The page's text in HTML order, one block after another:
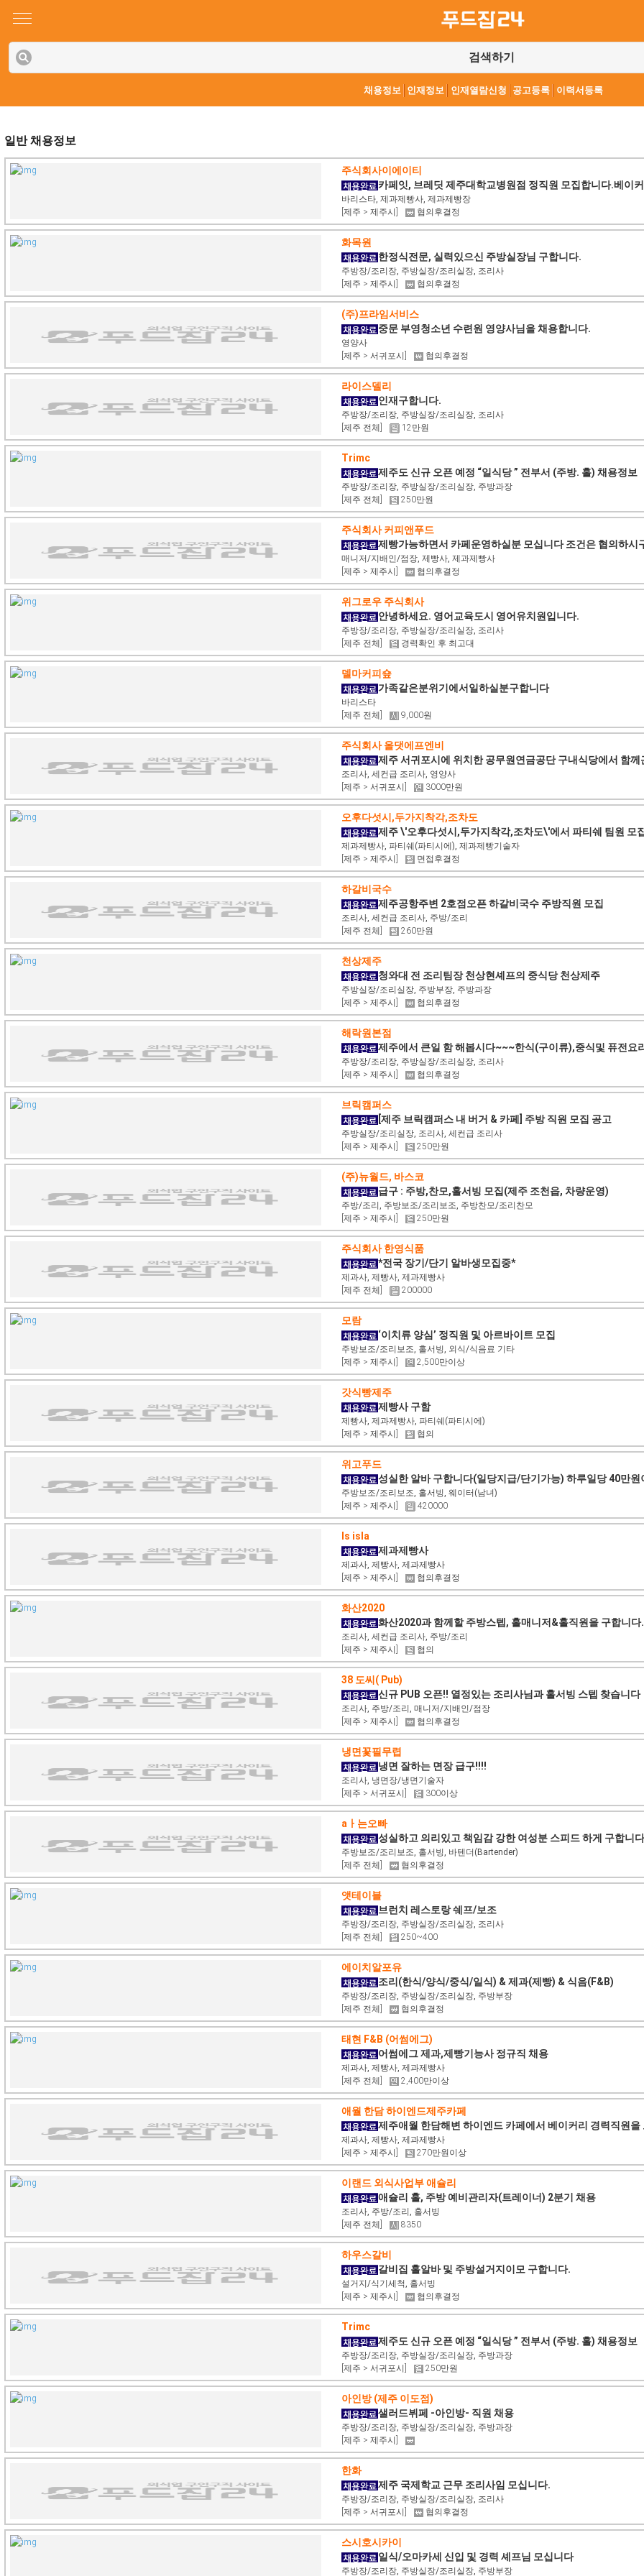
검색하기
채용정보 인재정보 인재열람신청 공고등록 이력서등록
일반 채용정보
주식회사이에이티
카페잇, 브레딧 제주대학교병원점 정직원 모집합니다.베이
바리스타, 제과제빵사, 제과제빵장
[제주 > 제주시]
협의후결정
화목원
한정식전문, 실력있으신 주방실장님 구합니다.
주방장/조리장, 주방실장/조리실장, 조리사
[제주 > 제주시]
협의후결정
(주)프라임서비스
중문 부영청소년 수련원 영양사님을 채용합니다.
영양사
[제주 > 서귀포시]
협의후결정
라이스델리
인재구합니다.
주방장/조리장, 주방실장/조리실장, 조리사
[제주 전체]
12만원
Trimc
제주도 신규 오픈 예정 “일식당 ” 전부서 (주방. 홀) 채용정보
주방장/조리장, 주방실장/조리실장, 주방과장
[제주 전체]
250만원
주식회사 커피앤푸드
제빵가능하면서 카페운영하실분 모십니다 조건은 협의하시
매니저/지배인/점장, 제빵사, 제과제빵사
[제주 > 제주시]
협의후결정
위그로우 주식회사
안녕하세요. 영어교육도시 영어유치원입니다.
주방장/조리장, 주방실장/조리실장, 조리사
[제주 전체]
경력확인 후 최고대
델마커피숖
가족같은분위기에서일하실분구합니다
바리스타
[제주 전체]
9,000원
주식회사 올댓에프엔비
제주 서귀포시에 위치한 공무원연금공단 구내식당에서 함
조리사, 세컨급 조리사, 영양사
[제주 > 서귀포시]
3000만원
오후다섯시,두가지착각,조차도
제주 \'오후다섯시,두가지착각,조차도\'에서 파티쉐 팀원 모
제과제빵사, 파티쉐(파티시에), 제과제빵기술자
[제주 > 제주시]
면접후결정
하갈비국수
제주공항주변 2호점오픈 하갈비국수 주방직원 모집
조리사, 세컨급 조리사, 주방/조리
[제주 전체]
260만원
천상제주
청와대 전 조리팀장 천상현셰프의 중식당 천상제주
주방실장/조리실장, 주방부장, 주방과장
[제주 > 제주시]
협의후결정
해락원본점
제주에서 큰일 함 해봅시다~~~한식(구이류),중식및 퓨전요
주방장/조리장, 주방실장/조리실장, 조리사
[제주 > 제주시]
협의후결정
브릭캠퍼스
[제주 브릭캠퍼스 내 버거 & 카페] 주방 직원 모집 공고
주방실장/조리실장, 조리사, 세컨급 조리사
[제주 > 제주시]
250만원
(주)뉴월드, 바스코
급구 : 주방,찬모,홀서빙 모집(제주 조천읍, 차량운영)
주방/조리, 주방보조/조리보조, 주방찬모/조리찬모
[제주 > 제주시]
250만원
주식회사 한영식품
*전국 장기/단기 알바생모집중*
제과사, 제빵사, 제과제빵사
[제주 전체]
200000
모람
‘이치류 양심’ 정직원 및 아르바이트 모집
주방보조/조리보조, 홀서빙, 외식/식음료 기타
[제주 > 제주시]
2,500만이상
갓식빵제주
제빵사 구함
제빵사, 제과제빵사, 파티쉐(파티시에)
[제주 > 제주시]
협의
위고푸드
성실한 알바 구합니다(일당지급/단기가능) 하루일당 40만원
주방보조/조리보조, 홀서빙, 웨이터(남녀)
[제주 > 제주시]
420000
ls isla
제과제빵사
제과사, 제빵사, 제과제빵사
[제주 > 제주시]
협의후결정
화산2020
화산2020과 함께할 주방스텝, 홀매니저&홀직원을 구합니다.
조리사, 세컨급 조리사, 주방/조리
[제주 > 제주시]
협의
38 도씨( Pub)
신규 PUB 오픈!! 열정있는 조리사님과 홀서빙 스텝 찾습니다
조리사, 주방/조리, 매니저/지배인/점장
[제주 > 제주시]
협의후결정
냉면꽃필무렵
냉면 잘하는 면장 급구!!!!
조리사, 냉면장/냉면기술자
[제주 > 서귀포시]
300이상
aㅏ는오빠
성실하고 의리있고 책임감 강한 여성분 스피드 하게 구합니
주방보조/조리보조, 홀서빙, 바텐더(Bartender)
[제주 전체]
협의후결정
앳테이블
브런치 레스토랑 쉐프/보조
주방장/조리장, 주방실장/조리실장, 조리사
[제주 전체]
250~400
에이치알포유
조리(한식/양식/중식/일식) & 제과(제빵) & 식음(F&B)
주방장/조리장, 주방실장/조리실장, 주방부장
[제주 전체]
협의후결정
태현 F&B (어썸에그)
어썸에그 제과,제빵기능사 정규직 채용
제과사, 제빵사, 제과제빵사
[제주 전체]
2,400만이상
애월 한담 하이엔드제주카페
제주애월 한담해변 하이엔드 카페에서 베이커리 경력직원을
제과사, 제빵사, 제과제빵사
[제주 > 제주시]
270만원이상
이랜드 외식사업부 애슐리
애슐리 홀, 주방 예비관리자(트레이너) 2분기 채용
조리사, 주방/조리, 홀서빙
[제주 전체]
8350
하우스갈비
갈비집 홀알바 및 주방설거지이모 구합니다.
설거지/식기세척, 홀서빙
[제주 > 제주시]
협의후결정
Trimc
제주도 신규 오픈 예정 “일식당 ” 전부서 (주방. 홀) 채용정보
주방장/조리장, 주방실장/조리실장, 주방과장
[제주 > 서귀포시]
250만원
아인방 (제주 이도점)
샐러드뷔페 -아인방- 직원 채용
주방장/조리장, 주방실장/조리실장, 주방과장
[제주 > 제주시]
한화
제주 국제학교 근무 조리사임 모십니다.
주방장/조리장, 주방실장/조리실장, 조리사
[제주 > 서귀포시]
협의후결정
스시호시카이
일식/오마카세 신입 및 경력 셰프님 모십니다
주방장/조리장, 주방실장/조리실장, 주방부장